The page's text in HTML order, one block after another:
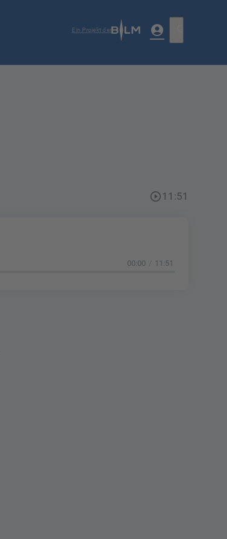
Ein Projekt der account_circle
play_circle_outline11:51
00:00 11:51